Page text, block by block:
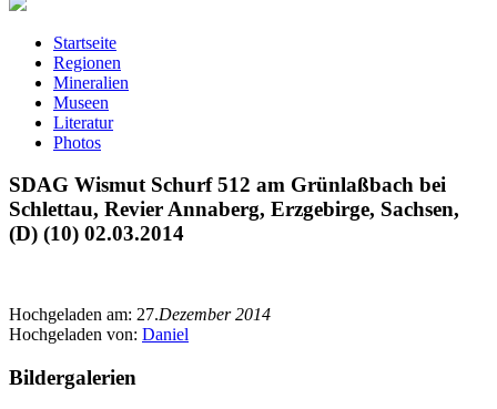
Startseite
Regionen
Mineralien
Museen
Literatur
Photos
SDAG Wismut Schurf 512 am Grünlaßbach bei
Schlettau, Revier Annaberg, Erzgebirge, Sachsen,
(D) (10) 02.03.2014
Hochgeladen am: 27.Dezember 2014
Hochgeladen von: Daniel
Bildergalerien